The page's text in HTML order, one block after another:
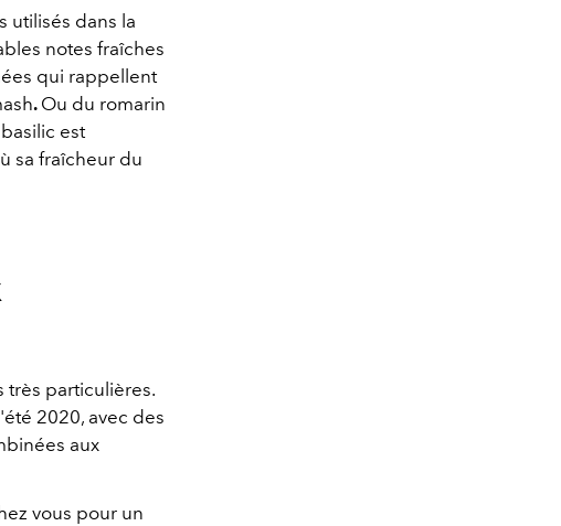
utilisés dans la
notes fraîches
qui rappellent
. Ou du romarin
est
sa fraîcheur du
très particulières.
2020, avec des
aux
vous pour un